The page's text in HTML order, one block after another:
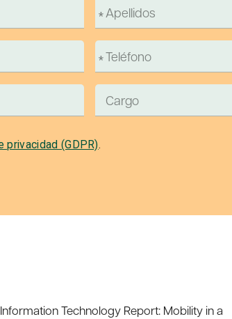
privacidad (GDPR).
Technology Report: Mobility in a